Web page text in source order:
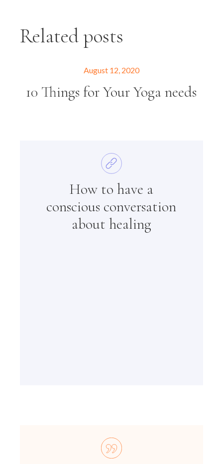
Related posts
August 12, 2020
10 Things for Your Yoga needs
How to have a
conscious conversation
about healing